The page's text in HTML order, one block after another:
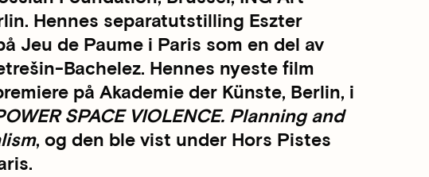
Hennes separatutstilling Eszter
Jeu de Paume i Paris som en del av
Bachelez. Hennes nyeste film
på Akademie der Künste, Berlin, i
SPACE VIOLENCE. Planning and
, og den ble vist under Hors Pistes